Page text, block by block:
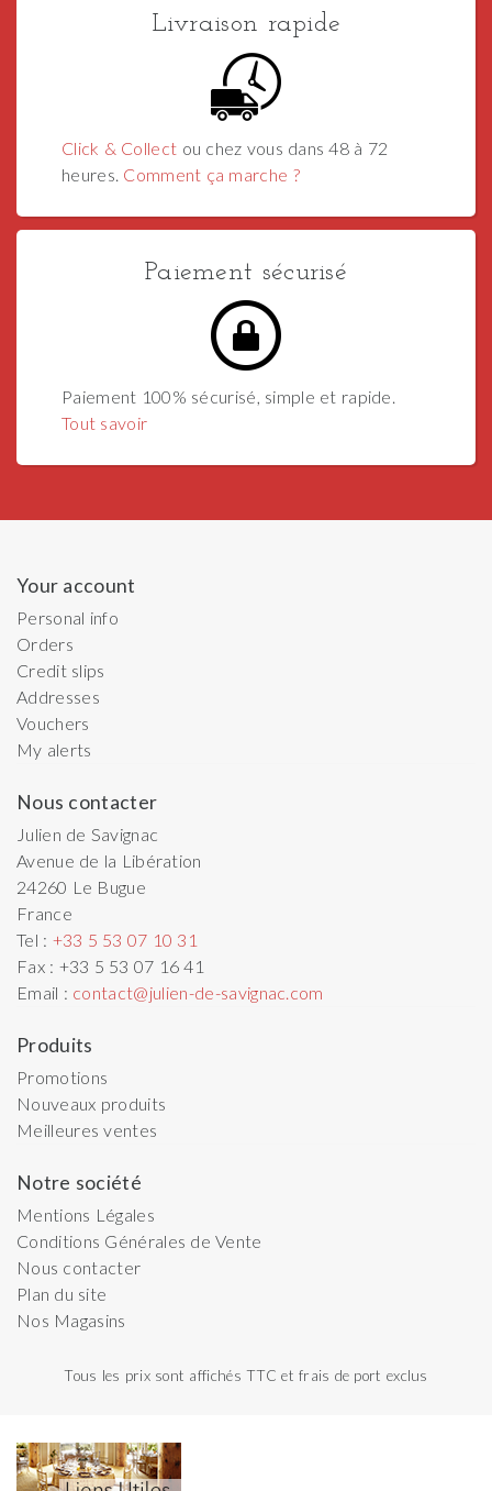
Livraison rapide
Click & Collect ou chez vous dans 48 à 72
heures. Comment ça marche ?
Paiement sécurisé
Paiement 100% sécurisé, simple et rapide.
Tout savoir
Your account
Personal info
Orders
Credit slips
Addresses
Vouchers
My alerts
Nous contacter
Julien de Savignac
Avenue de la Libération
24260 Le Bugue
France
Tel : +33 5 53 07 10 31
Fax : +33 5 53 07 16 41
Email : contact@julien-de-savignac.com
Produits
Promotions
Nouveaux produits
Meilleures ventes
Notre société
Mentions Légales
Conditions Générales de Vente
Nous contacter
Plan du site
Nos Magasins
Tous les prix sont affichés TTC et frais de port exclus